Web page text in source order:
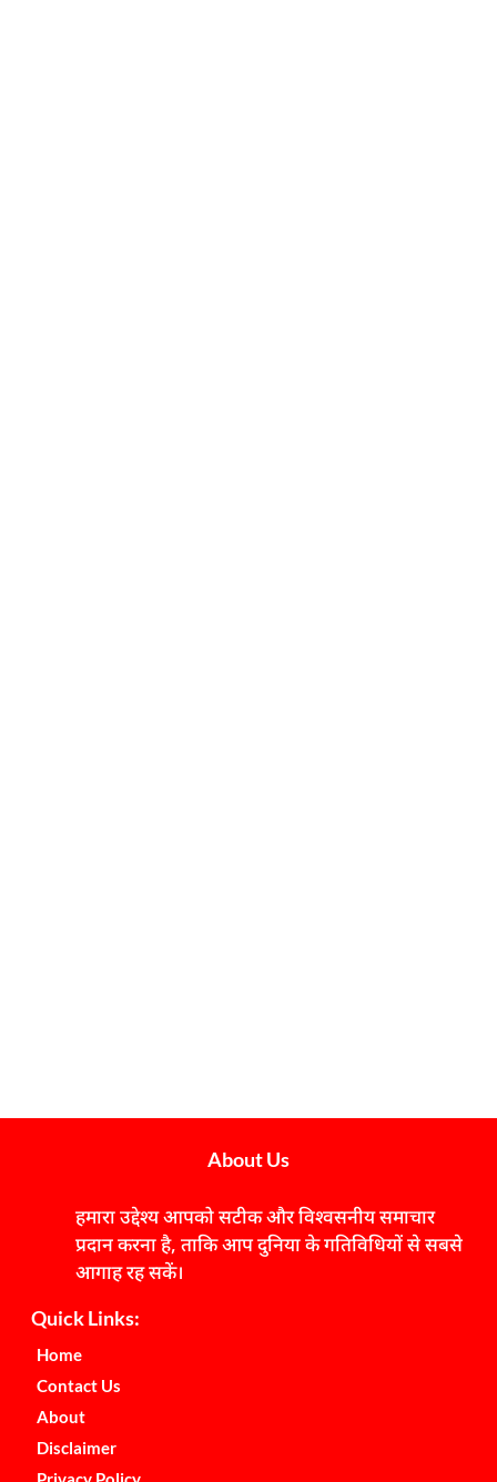
About Us
हमारा उद्देश्य आपको सटीक और विश्वसनीय समाचार
प्रदान करना है, ताकि आप दुनिया के गतिविधियों से सबसे
आगाह रह सकें।
Quick Links:
Home
Contact Us
About
Disclaimer